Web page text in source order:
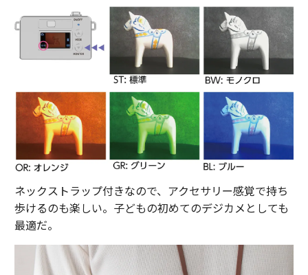
ネックストラップ付きなので、アクセサリー感覚で持ち
歩けるのも楽しい。子どもの初めてのデジカメとしても
最適だ。